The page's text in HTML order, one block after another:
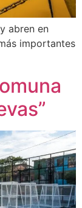
abren en
importantes